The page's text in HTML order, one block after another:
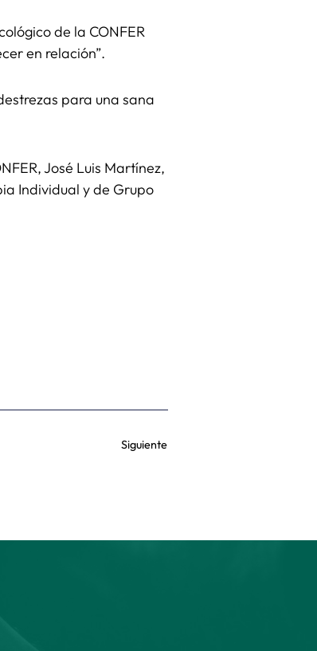
de la CONFER
en relación”.
para una sana
José Luis Martínez,
Individual y de Grupo
Siguiente